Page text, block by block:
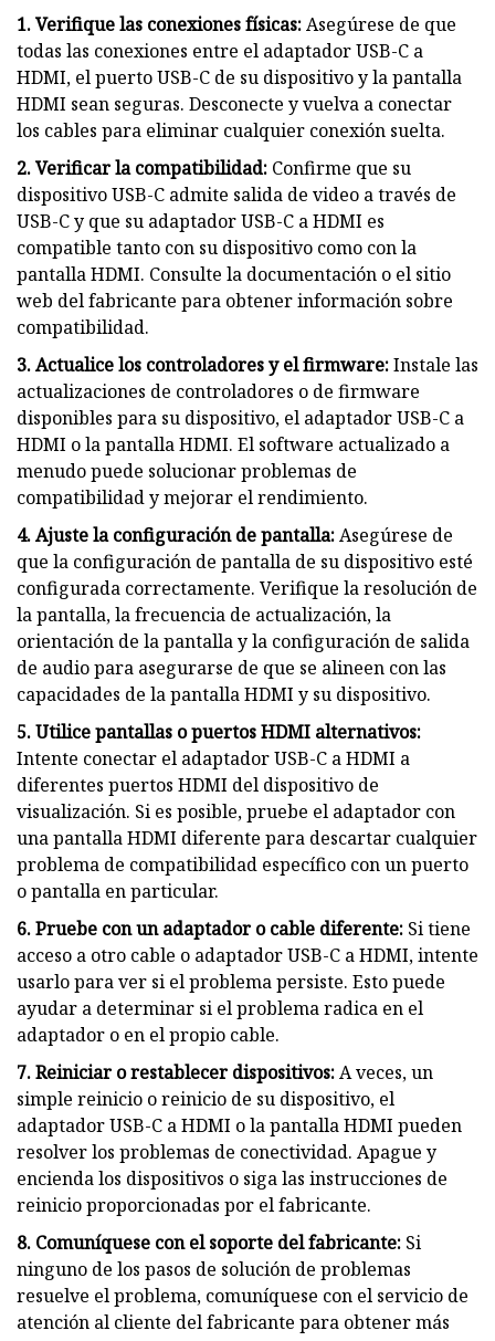
1. Verifique las conexiones físicas:Asegúrese de que
todas las conexiones entre el adaptador USB-C a
HDMI, el puerto USB-C de su dispositivo y la pantalla
HDMI sean seguras. Desconecte y vuelva a conectar
los cables para eliminar cualquier conexión suelta.
2. Verificar la compatibilidad: Confirme que su
dispositivo USB-C admite salida de video a través de
USB-C y que su adaptador USB-C a HDMI es
compatible tanto con su dispositivo como con la
pantalla HDMI. Consulte la documentación o el sitio
web del fabricante para obtener información sobre
compatibilidad.
3. Actualice los controladores y el firmware:Instale las
actualizaciones de controladores o de firmware
disponibles para su dispositivo, el adaptador USB-C a
HDMI o la pantalla HDMI. El software actualizado a
menudo puede solucionar problemas de
compatibilidad y mejorar el rendimiento.
4. Ajuste la configuración de pantalla:Asegúrese de
que la configuración de pantalla de su dispositivo esté
configurada correctamente. Verifique la resolución de
la pantalla, la frecuencia de actualización, la
orientación de la pantalla y la configuración de salida
de audio para asegurarse de que se alineen con las
capacidades de la pantalla HDMI y su dispositivo.
5. Utilice pantallas o puertos HDMI alternativos:
Intente conectar el adaptador USB-C a HDMI a
diferentes puertos HDMI del dispositivo de
visualización. Si es posible, pruebe el adaptador con
una pantalla HDMI diferente para descartar cualquier
problema de compatibilidad específico con un puerto
o pantalla en particular.
6. Pruebe con un adaptador o cable diferente: Si tiene
acceso a otro cable o adaptador USB-C a HDMI, intente
usarlo para ver si el problema persiste. Esto puede
ayudar a determinar si el problema radica en el
adaptador o en el propio cable.
7. Reiniciar o restablecer dispositivos:A veces, un
simple reinicio o reinicio de su dispositivo, el
adaptador USB-C a HDMI o la pantalla HDMI pueden
resolver los problemas de conectividad. Apague y
encienda los dispositivos o siga las instrucciones de
reinicio proporcionadas por el fabricante.
8. Comuníquese con el soporte del fabricante: Si
ninguno de los pasos de solución de problemas
resuelve el problema, comuníquese con el servicio de
atención al cliente del fabricante para obtener más